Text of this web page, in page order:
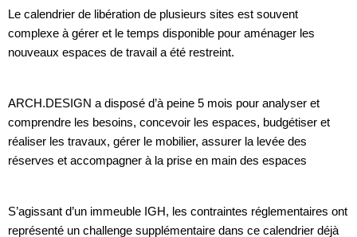
Le calendrier de libération de plusieurs sites est souvent
complexe à gérer et le temps disponible pour aménager les
nouveaux espaces de travail a été restreint.
ARCH.DESIGN a disposé d’à peine 5 mois pour analyser et
comprendre les besoins, concevoir les espaces, budgétiser et
réaliser les travaux, gérer le mobilier, assurer la levée des
réserves et accompagner à la prise en main des espaces
S’agissant d’un immeuble IGH, les contraintes réglementaires ont
représenté un challenge supplémentaire dans ce calendrier déjà